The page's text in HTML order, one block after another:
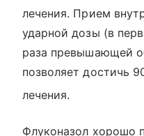
лечения. Прием
ударной дозы (в
раза превышающей
позволяет достичь
лечения.
Флуконазол хорошо